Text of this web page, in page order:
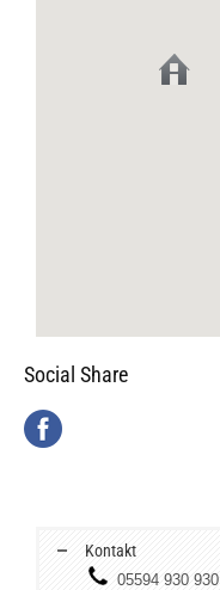
Social Share
Kontakt
05594 930 930